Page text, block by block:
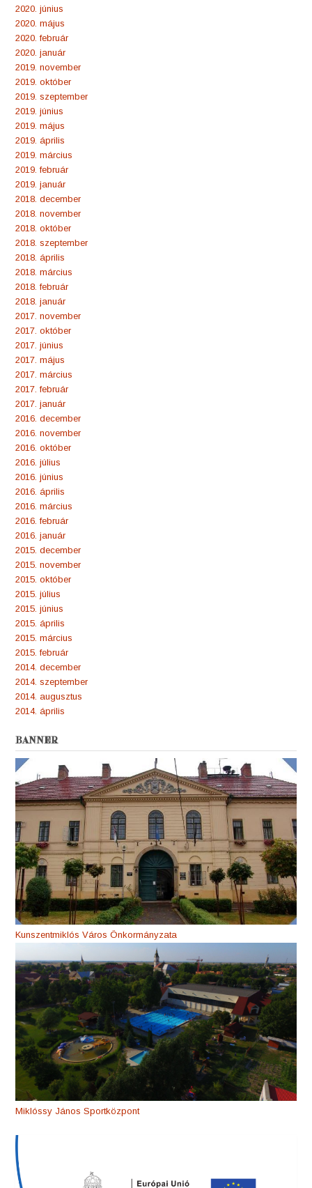
2020. június
2020. május
2020. február
2020. január
2019. november
2019. október
2019. szeptember
2019. június
2019. május
2019. április
2019. március
2019. február
2019. január
2018. december
2018. november
2018. október
2018. szeptember
2018. április
2018. március
2018. február
2018. január
2017. november
2017. október
2017. június
2017. május
2017. március
2017. február
2017. január
2016. december
2016. november
2016. október
2016. július
2016. június
2016. április
2016. március
2016. február
2016. január
2015. december
2015. november
2015. október
2015. július
2015. június
2015. április
2015. március
2015. február
2014. december
2014. szeptember
2014. augusztus
2014. április
BANNER
Kunszentmiklós Város Önkormányzata
Miklóssy János Sportközpont